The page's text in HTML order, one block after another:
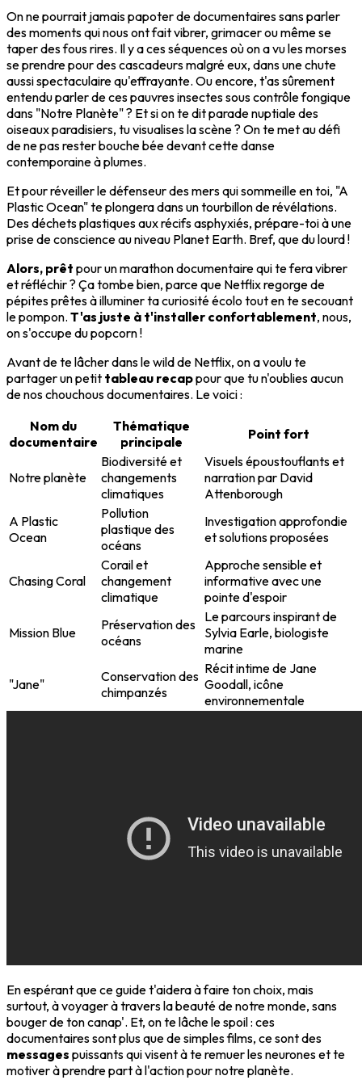
On ne pourrait jamais papoter de documentaires sans parler
des moments qui nous ont fait vibrer, grimacer ou même se
taper des fous rires. Il y a ces séquences où on a vu les morses
se prendre pour des cascadeurs malgré eux, dans une chute
aussi spectaculaire qu'effrayante. Ou encore, t'as sûrement
entendu parler de ces pauvres insectes sous contrôle fongique
dans "Notre Planète" ? Et si on te dit parade nuptiale des
oiseaux paradisiers, tu visualises la scène ? On te met au défi
de ne pas rester bouche bée devant cette danse
contemporaine à plumes.
Et pour réveiller le défenseur des mers qui sommeille en toi, "A
Plastic Ocean" te plongera dans un tourbillon de révélations.
Des déchets plastiques aux récifs asphyxiés, prépare-toi à une
prise de conscience au niveau Planet Earth. Bref, que du lourd !
Alors, prêt pour un marathon documentaire qui te fera vibrer
et réfléchir ? Ça tombe bien, parce que Netflix regorge de
pépites prêtes à illuminer ta curiosité écolo tout en te secouant
le pompon. T'as juste à t'installer confortablement, nous,
on s'occupe du popcorn !
Avant de te lâcher dans le wild de Netflix, on a voulu te
partager un petit tableau recappour que tu n'oublies aucun
de nos chouchous documentaires. Le voici :
Nom du
documentaire
Thématique
principale
Point fort
Notre planète
Biodiversité et
changements
climatiques
Visuels époustouflants et
narration par David
Attenborough
A Plastic
Ocean
Pollution
plastique des
océans
Investigation approfondie
et solutions proposées
Chasing Coral
Corail et
changement
climatique
Approche sensible et
informative avec une
pointe d'espoir
Mission Blue
Préservation des
océans
Le parcours inspirant de
Sylvia Earle, biologiste
marine
"Jane"
Conservation des
chimpanzés
Récit intime de Jane
Goodall, icône
environnementale
En espérant que ce guide t'aidera à faire ton choix, mais
surtout, à voyager à travers la beauté de notre monde, sans
bouger de ton canap'. Et, on te lâche le spoil : ces
documentaires sont plus que de simples films, ce sont des
messages puissants qui visent à te remuer les neurones et te
motiver à prendre part à l'action pour notre planète.